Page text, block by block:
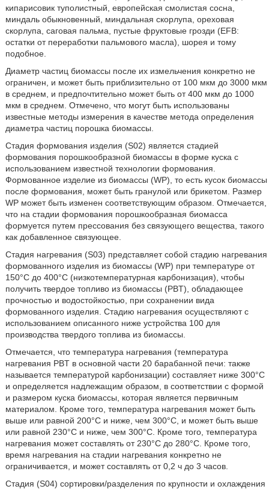
кипарисовик туполистный, европейская смолистая сосна,
миндаль обыкновенный, миндальная скорлупа, ореховая
скорлупа, саговая пальма, пустые фруктовые грозди (EFB:
остатки от переработки пальмового масла), шорея и тому
подобное.
Диаметр частиц биомассы после их измельчения конкретно не
ограничен, и может быть приблизительно от 100 мкм до 3000 мкм
в среднем, и предпочтительно может быть от 400 мкм до 1000
мкм в среднем. Отмечено, что могут быть использованы
известные методы измерения в качестве метода определения
диаметра частиц порошка биомассы.
Стадия формования изделия (S02) является стадией
формования порошкообразной биомассы в форме куска с
использованием известной технологии формования.
Формованное изделие из биомассы (WP), то есть кусок биомассы
после формования, может быть гранулой или брикетом. Размер
WP может быть изменен соответствующим образом. Отмечается,
что на стадии формования порошкообразная биомасса
формуется путем прессования без связующего вещества, такого
как добавленное связующее.
Стадия нагревания (S03) представляет собой стадию нагревания
формованного изделия из биомассы (WP) при температуре от
150°C до 400°C (низкотемпературная карбонизация), чтобы
получить твердое топливо из биомассы (PBT), обладающее
прочностью и водостойкостью, при сохранении вида
формованного изделия. Стадию нагревания осуществляют с
использованием описанного ниже устройства 100 для
производства твердого топлива из биомассы.
Отмечается, что температура нагревания (температура
нагревания PBT в основной части 20 барабанной печи: также
называется температурой карбонизации) составляет ниже 300°C
и определяется надлежащим образом, в соответствии с формой
и размером куска биомассы, которая является первичным
материалом. Кроме того, температура нагревания может быть
выше или равной 200°C и ниже, чем 300°C, и может быть выше
или равной 230°C и ниже, чем 300°C. Кроме того, температура
нагревания может составлять от 230°C до 280°C. Кроме того,
время нагревания на стадии нагревания конкретно не
ограничивается, и может составлять от 0,2 ч до 3 часов.
Стадия (S04) сортировки/разделения по крупности и охлаждения